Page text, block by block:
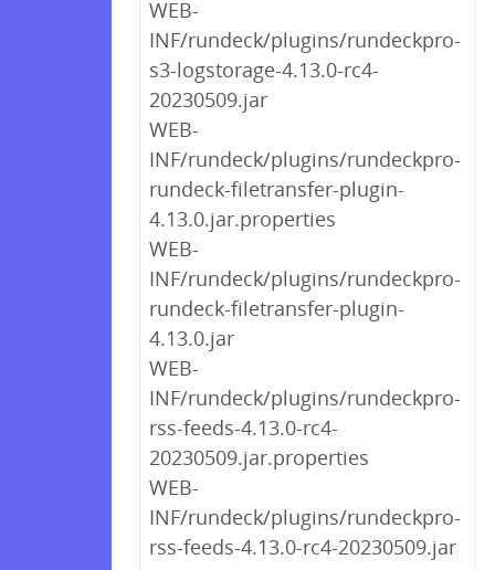
WEB-
INF/rundeck/plugins/rundeckpro-
s3-logstorage-4.13.0-rc4-
20230509.jar
WEB-
INF/rundeck/plugins/rundeckpro-
rundeck-filetransfer-plugin-
4.13.0.jar.properties
WEB-
INF/rundeck/plugins/rundeckpro-
rundeck-filetransfer-plugin-
4.13.0.jar
WEB-
INF/rundeck/plugins/rundeckpro-
rss-feeds-4.13.0-rc4-
20230509.jar.properties
WEB-
INF/rundeck/plugins/rundeckpro-
rss-feeds-4.13.0-rc4-20230509.jar